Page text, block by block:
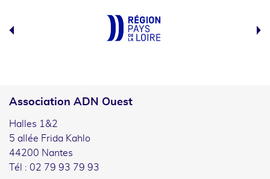
Association ADN Ouest
Halles 1&2
5 allée Frida Kahlo
44200 Nantes
Tél : 02 79 93 79 93